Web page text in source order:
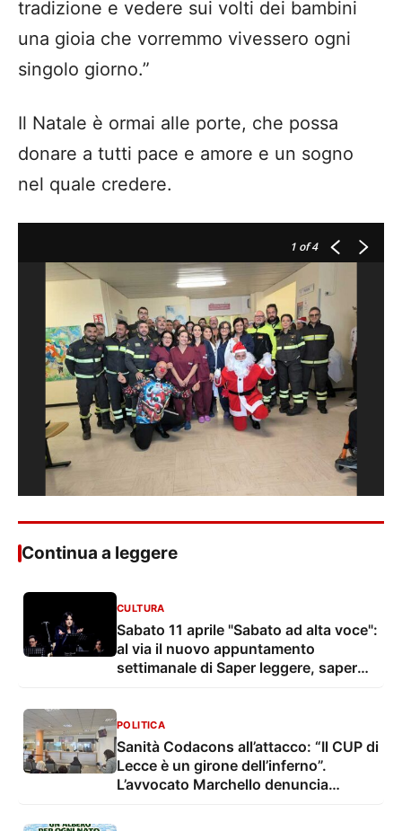
tradizione e vedere sui volti dei bambini
una gioia che vorremmo vivessero ogni
singolo giorno.”
Il Natale è ormai alle porte, che possa
donare a tutti pace e amore e un sogno
nel quale credere.
1 of 4
Continua a leggere
CULTURA
Sabato 11 aprile "Sabato ad alta voce":
al via il nuovo appuntamento
settimanale di Saper leggere, saper
POLITICA
Sanità Codacons all’attacco: “Il CUP di
Lecce è un girone dell’inferno”.
L’avvocato Marchello denuncia